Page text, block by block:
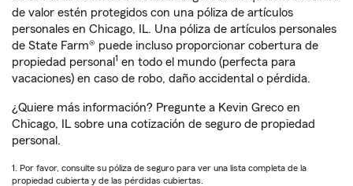
de valor estén protegidos con una póliza de artículos
personales en Chicago, IL. Una póliza de artículos personales
de State Farm® puede incluso proporcionar cobertura de
propiedad personal 1 en todo el mundo (perfecta para
vacaciones) en caso de robo, daño accidental o pérdida.
¿Quiere más información? Pregunte a Kevin Greco en
Chicago, IL sobre una cotización de seguro de propiedad
personal.
1. Por favor, consulte su póliza de seguro para ver una lista completa de la
propiedad cubierta y de las pérdidas cubiertas.